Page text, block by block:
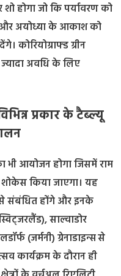
शो होगा जो कि पर्यावरण को
और अयोध्या के आकाश को
कोरियोग्राफ्ड ग्रीन
अवधि के लिए
प्रकार के टैब्ल्यू
भी आयोजन होगा जिसमें राम
किया जाएगा। यह
से संबंधित होंगे और इनके
साल्वाडोर
(जर्मनी) ग्रेनाडाइन्स से
कार्यक्रम के दौरान ही